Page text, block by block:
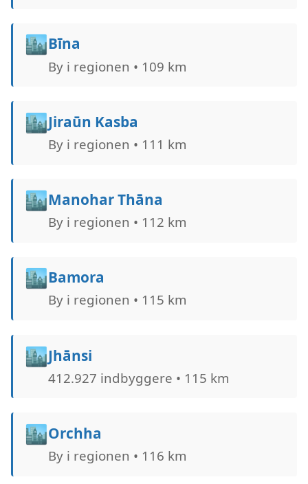
🏙️Bīna
By i regionen • 109 km
🏙️Jiraūn Kasba
By i regionen • 111 km
🏙️Manohar Thāna
By i regionen • 112 km
🏙️Bamora
By i regionen • 115 km
🏙️Jhānsi
412.927 indbyggere • 115 km
🏙️Orchha
By i regionen • 116 km